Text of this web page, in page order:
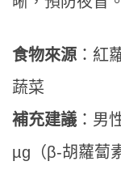
食物來源 ：紅
蔬菜
補充建議 ：男
µg（β-胡蘿蔔